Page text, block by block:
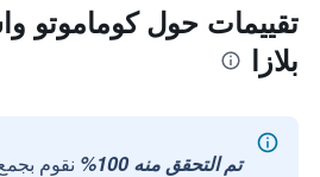
تقييمات حول كوماموتو
بلازا
تم التحقق منه 100%
نقوم